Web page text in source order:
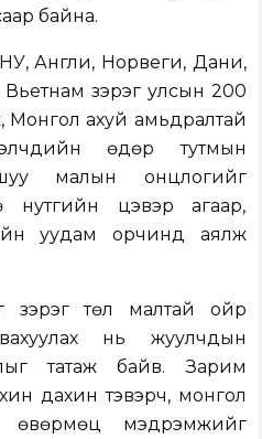
байна.
Англи, Норвеги, Дани,
зэрэг улсын 200
Монгол ахуй амьдралтай
өдөр тутмын
малын онцлогийг
нутгийн цэвэр агаар,
уудам орчинд аялж
зэрэг төл малтай ойр
нь жуулчдын
татаж байв. Зарим
дахин тэвэрч, монгол
өвөрмөц мэдрэмжийг